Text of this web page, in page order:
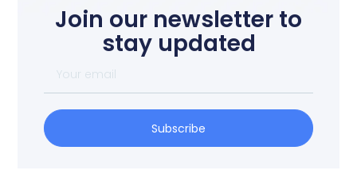
Join our newsletter to
stay updated
Subscribe